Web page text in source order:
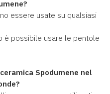
essere usate su qualsiasi
è possibile usare le pentole
Spodumene nel